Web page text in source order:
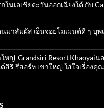
ในเอเชียตะวันออกเฉียงใต้ กับ
มาสัมผัส เอ็นจอยโมเมนต์ดี ๆ บุพ
หญ่​-Grandsiri​ Resort​ Khaoyai
สิริ รีสอร์ท เขาใหญ่ ใส่ใจเรื่องคุ